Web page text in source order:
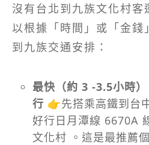
沒有台北到九族文化村客
以根據「時間」或「金錢
到九族交通安排：
最快（約 3 -3.5小時
行 👉先搭乘高鐵到台
好行日月潭線 6670A
文化村 。這是最推薦